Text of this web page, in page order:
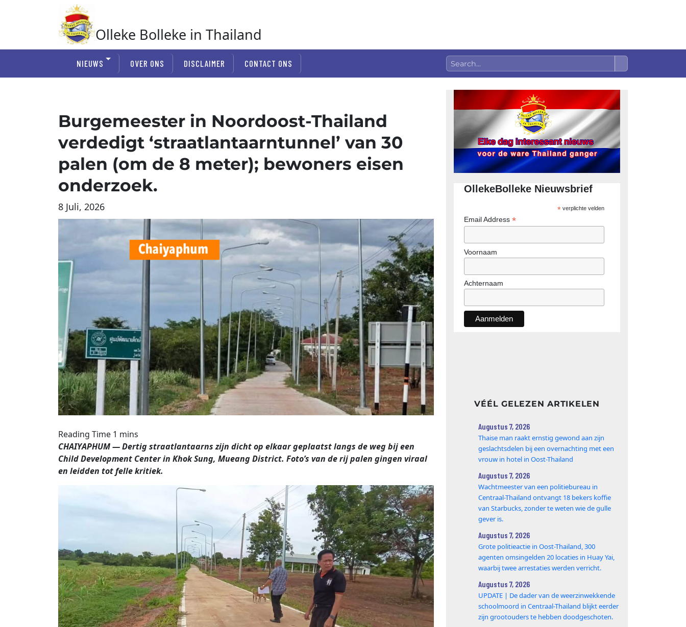
Olleke Bolleke in Thailand
NIEUWS OVER ONS DISCLAIMER CONTACT ONS
Burgemeester in Noordoost-Thailand
verdedigt ‘straatlantaarn­tunnel’ van 30
palen (om de 8 meter); bewoners eisen
onderzoek.
8 Juli, 2026
CHAIYAPHUM — Dertig straatlantaarns zijn dicht op elkaar geplaatst langs de weg bij een
Child Development Center in Khok Sung, Mueang District. Foto’s van de rij palen gingen viraal
en leidden tot felle kritiek.
OllekeBolleke Nieuwsbrief
*verplichte velden
Email Address *
Voornaam
Achternaam
VÉÉL GELEZEN ARTIKELEN
Augustus 7, 2026
Thaise man raakt ernstig gewond aan zijn
geslachtsdelen bij een overnachting met een
vrouw in hotel in Oost-Thailand
Augustus 7, 2026
Wachtmeester van een politiebureau in
Centraal-Thailand ontvangt 18 bekers koffie
van Starbucks, zonder te weten wie de gulle
gever is.
Augustus 7, 2026
Grote politieactie in Oost-Thailand, 300
agenten omsingelden 20 locaties in Huay Yai,
waarbij twee arrestaties werden verricht.
Augustus 7, 2026
UPDATE | De dader van de weerzinwekkende
schoolmoord in Centraal-Thailand blijkt eerder
zijn grootouders te hebben doodgeschoten.